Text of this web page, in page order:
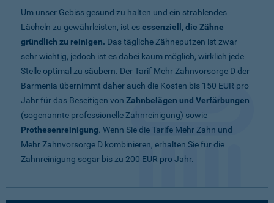
Um unser Gebiss gesund zu halten und ein strahlendes
Lächeln zu gewährleisten, ist esessenziell, die Zähne
gründlich zu reinigen. Das tägliche Zähneputzen ist zwar
sehr wichtig, jedoch ist es dabei kaum möglich, wirklich jede
Stelle optimal zu säubern. Der Tarif Mehr Zahnvorsorge D der
Barmenia übernimmt daher auch die Kosten bis 150 EUR pro
Jahr für das Beseitigen von Zahnbelägen und Verfärbungen
(sogenannte professionelle Zahnreinigung) sowie
Prothesenreinigung. Wenn Sie die Tarife Mehr Zahn und
Mehr Zahnvorsorge D kombinieren, erhalten Sie für die
Zahnreinigung sogar bis zu 200 EUR pro Jahr.